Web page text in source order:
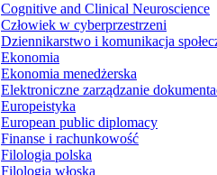
Cognitive and Clinical Neuroscience
Człowiek w cyberprzestrzeni
Dziennikarstwo i komunikacja
Ekonomia
Ekonomia menedżerska
Elektroniczne zarządzanie
Europeistyka
European public diplomacy
Finanse i rachunkowość
Filologia polska
Filologia włoska